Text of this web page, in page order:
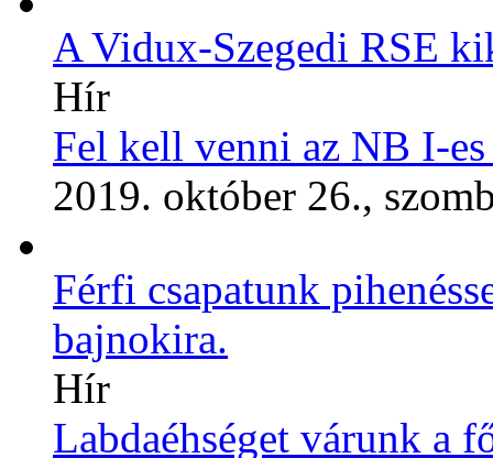
A Vidux-Szegedi RSE
Hír
Fel kell venni az NB I-
2019. október 26.,
Férfi csapatunk
bajnokira.
Hír
Labdaéhséget várunk a